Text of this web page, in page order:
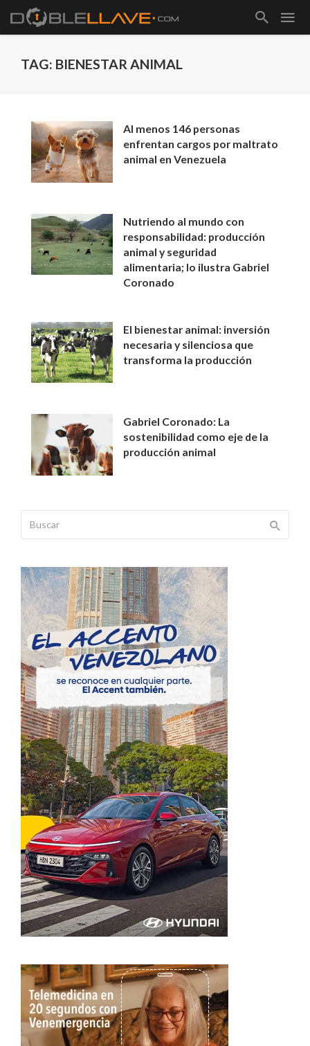
TAG: BIENESTAR ANIMAL
Al menos 146 personas
enfrentan cargos por maltrato
animal en Venezuela
Nutriendo al mundo con
responsabilidad: producción
animal y seguridad
alimentaria; lo ilustra Gabriel
Coronado
El bienestar animal: inversión
necesaria y silenciosa que
transforma la producción
Gabriel Coronado: La
sostenibilidad como eje de la
producción animal